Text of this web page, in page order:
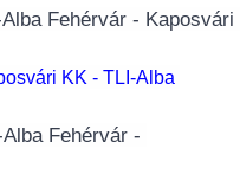
Fehérvár - Kaposvári
Fehérvár -